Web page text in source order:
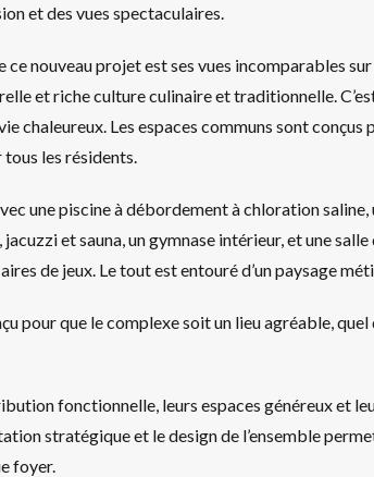
et des vues spectaculaires.
ce nouveau projet est ses vues incomparables
et riche culture culinaire et traditionnelle.
chaleureux. Les espaces communs sont
les résidents.
une piscine à débordement à chloration saline,
et sauna, un gymnase intérieur, et une
de jeux. Le tout est entouré d’un paysage
pour que le complexe soit un lieu agréable, quel
fonctionnelle, leurs espaces généreux et
stratégique et le design de l’ensemble
foyer.